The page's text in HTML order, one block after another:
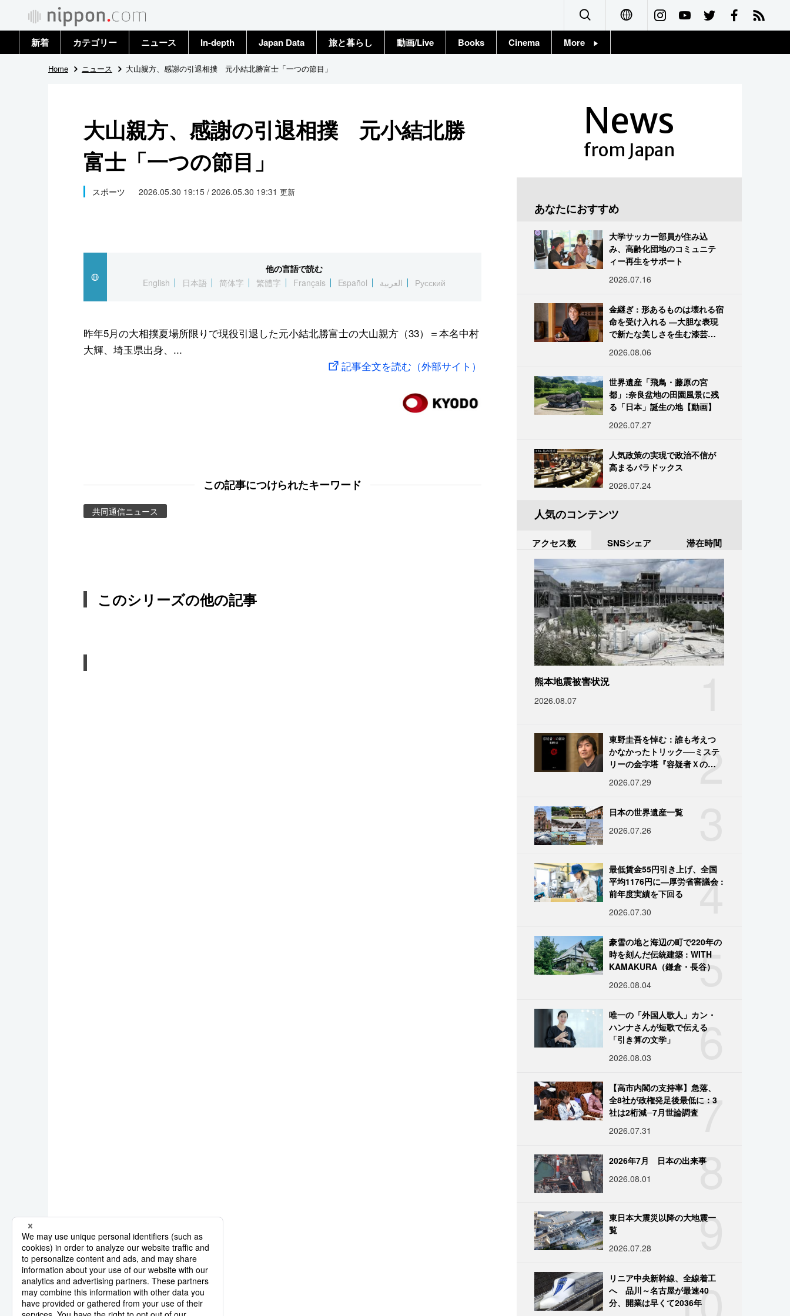
Français
新着 カテゴリー
政治・外交
国際
社会
文化
スポーツ・東京2020
ニュース
トップ
In-depth Japan Data 旅と暮らし 動画/Live Books Cinema More
Home ニュース 大山親方、感謝の引退相撲 元小結北勝富士「一つの節目」
大山親方、感謝の引退相撲 元小結北勝
富士「一つの節目」
スポーツ 2026.05.30 19:15 / 2026.05.30 19:31 更新
他の言語で読む
English
日本語 简体字 繁體字 Français Español العربية Русский
昨年5月の大相撲夏場所限りで現役引退した元小結北勝富士の大山親方（33）＝本名中村
大輝、埼玉県出身、...
記事全文を読む（外部サイト）
この記事につけられたキーワード
共同通信ニュース
このシリーズの他の記事
News
from Japan
あなたにおすすめ
大学サッカー部員が住み込
み、高齢化団地のコミュニテ
ィー再生をサポート
2026.07.16
金継ぎ : 形あるものは壊れる宿
命を受け入れる ―大胆な表現
で新たな美しさを生む漆芸修
2026.08.06
世界遺産「飛鳥・藤原の宮
都」:奈良盆地の田園風景に残
る「日本」誕生の地【動画】
2026.07.27
人気政策の実現で政治不信が
高まるパラドックス
2026.07.24
人気のコンテンツ
アクセス数 SNSシェア 滞在時間
熊本地震被害状況
2026.08.07
2
東野圭吾を悼む：誰も考えつ
かなかったトリック──ミステ
リーの金字塔『容疑者Ｘの献
2026.07.29
日本の世界遺産一覧
2026.07.26
4
最低賃金55円引き上げ、全国
平均1176円に―厚労省審議会 :
前年度実績を下回る
2026.07.30
5
豪雪の地と海辺の町で220年の
時を刻んだ伝統建築 : WITH
KAMAKURA（鎌倉・長谷）
2026.08.04
6
唯一の「外国人歌人」カン・
ハンナさんが短歌で伝える
「引き算の文学」
2026.08.03
7
【高市内閣の支持率】急落、
全8社が政権発足後最低に：3
社は2桁減─7月世論調査
2026.07.31
8
2026年7月 日本の出来事
2026.08.01
9
東日本大震災以降の大地震一
覧
2026.07.28
10
リニア中央新幹線、全線着工
へ 品川～名古屋が最速40
分、開業は早くて2036年